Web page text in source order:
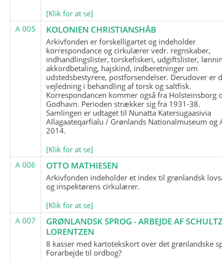
[Klik for at se]
A 005
KOLONIEN CHRISTIANSHÅB
Arkivfonden er forskelligartet og indeholder
korrespondance og cirkulærer vedr. regnskaber,
indhandlingslister, torskefiskeri, udgiftslister,
akkordbetaling, hajskind, indberetninger om
udstedsbestyrere, postforsendelser. Derudover er
vejledning i behandling af torsk og saltfisk.
Korrespondancen kommer også fra Holsteinsborg
Godhavn. Perioden strækker sig fra 1931-38.
Samlingen er udtaget til Nunatta Katersugaasivia
Allagaateqarfialu / Grønlands Nationalmuseum og
2014.
[Klik for at se]
A 006
OTTO MATHIESEN
Arkivfonden indeholder et index til grønlandsk
og inspektørens cirkulærer.
[Klik for at se]
A 007
GRØNLANDSK SPROG - ARBEJDE AF
LORENTZEN
8 kasser med kartotekskort over det grønlandske
Forarbejde til ordbog?